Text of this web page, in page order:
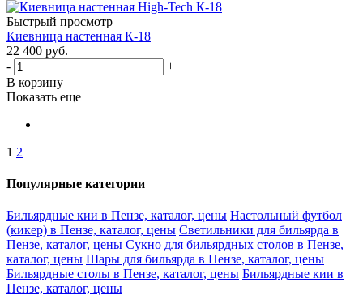
Быстрый просмотр
Киевница настенная К-18
22 400 руб.
-
+
В корзину
Показать еще
1 2
Популярные категории
Бильярдные кии в Пензе, каталог, цены Настольный футбол
(кикер) в Пензе, каталог, цены Светильники для бильярда в
Пензе, каталог, цены Сукно для бильярдных столов в Пензе,
каталог, цены Шары для бильярда в Пензе, каталог, цены
Бильярдные столы в Пензе, каталог, цены Бильярдные кии в
Пензе, каталог, цены